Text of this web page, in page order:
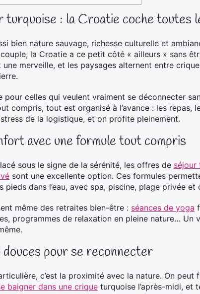
turquoise : la Croatie coche toutes
bien nature sauvage, richesse culturelle et
la Croatie a ce petit côté « ailleurs » sans
merveille, et les paysages alternent entre
pour celles qui veulent vraiment se déconnecter
compris, tout est organisé à l’avance : les repas,
de la logistique, et on profite pleinement.
avec une formule tout compris
sous le signe de la sérénité, les offres de séjour
sont une excellente option. Ces formules
pieds dans l’eau, avec spa, piscine, plage privée
même des retraites bien-être : séances de yoga
programmes de relaxation en pleine nature… Un
pour se reconnecter
c’est la proximité avec la nature. On peut
baigner dans une crique turquoise l’après-midi, et